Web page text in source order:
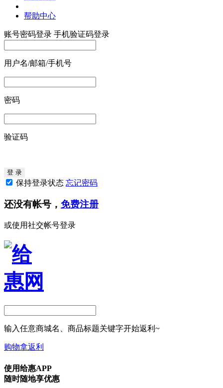
帮助中心
账号密码登录 手机验证码登录
用户名/邮箱/手机号
密码
验证码
保持登录状态 忘记密码
还没有帐号， 免费注册
或使用社交帐号登录
输入任意商城名、商品标题关键字开始返利~
购物拿返利
使用给惠APP
随时随地享优惠